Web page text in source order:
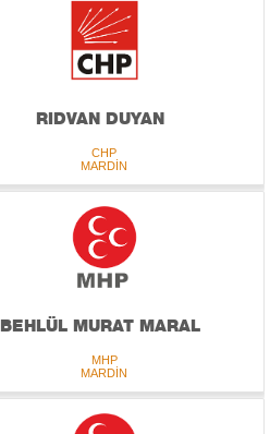
RIDVAN DUYAN
CHP
MARDİN
BEHLÜL MURAT MARAL
MHP
MARDİN